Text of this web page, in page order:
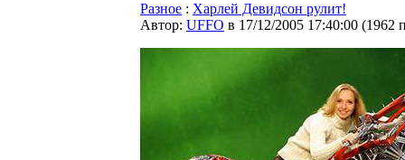
Разное : Харлей Девидсон рулит!
Автор: UFFO в 17/12/2005 17:40:00 (1962